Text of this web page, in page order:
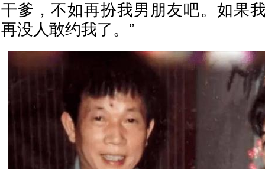
干爹，不如再扮我男朋友吧。如果
再没人敢约我了。”